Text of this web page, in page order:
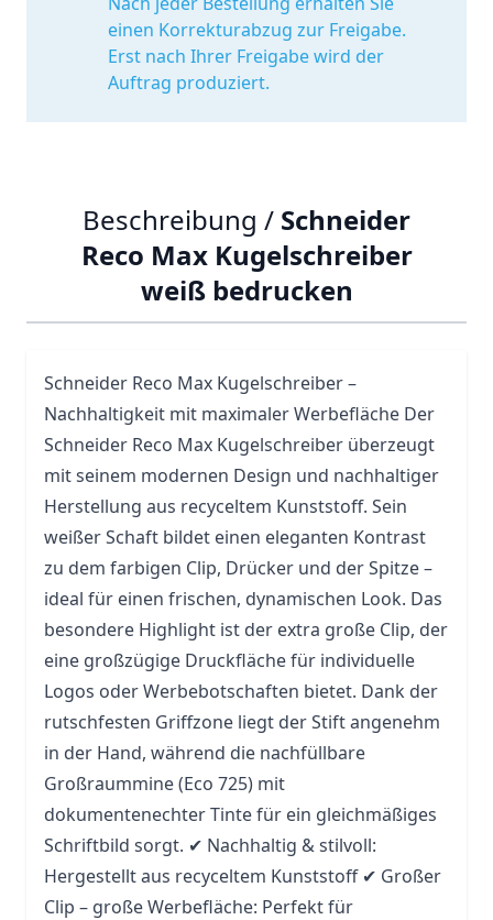
einen Korrekturabzug zur Freigabe.
Erst nach Ihrer Freigabe wird der
Auftrag produziert.
Beschreibung / Schneider
Reco Max Kugelschreiber
weiß bedrucken
Schneider Reco Max Kugelschreiber –
Nachhaltigkeit mit maximaler Werbefläche Der
Schneider Reco Max Kugelschreiber überzeugt
mit seinem modernen Design und nachhaltiger
Herstellung aus recyceltem Kunststoff. Sein
weißer Schaft bildet einen eleganten Kontrast
zu dem farbigen Clip, Drücker und der Spitze –
ideal für einen frischen, dynamischen Look. Das
besondere Highlight ist der extra große Clip, der
eine großzügige Druckfläche für individuelle
Logos oder Werbebotschaften bietet. Dank der
rutschfesten Griffzone liegt derStiftangenehm
in der Hand, während die nachfüllbare
Großraummine (Eco 725) mit
dokumentenechter Tinte für ein gleichmäßiges
Schriftbild sorgt. ✔ Nachhaltig & stilvoll:
Hergestellt aus recyceltem Kunststoff ✔ Großer
Clip – große Werbefläche: Perfekt für